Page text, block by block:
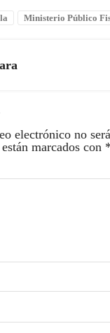
Ministerio Público
electrónico no
marcados con *